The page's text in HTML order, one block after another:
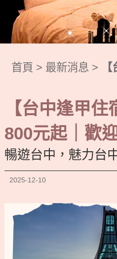
首頁 > 最新消息 >
【台中逢甲
800元起｜歡
暢遊台中，魅力台
2025-12-10